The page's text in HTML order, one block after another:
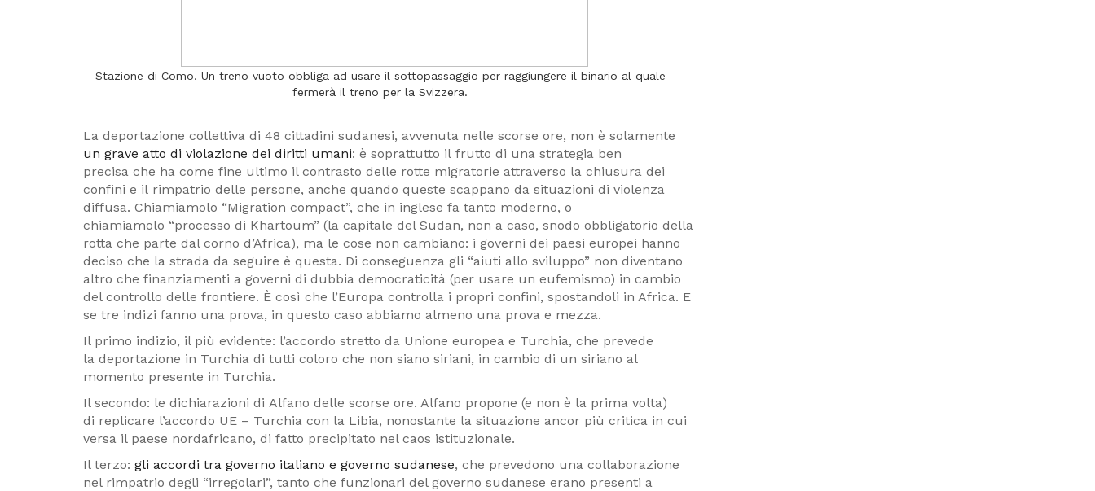
Stazione di Como. Un treno vuoto obbliga ad usare il sottopassaggio per raggiungere il binario al quale
fermerà il treno per la Svizzera.
La deportazione collettiva di 48 cittadini sudanesi, avvenuta nelle scorse ore, non è solamente
un grave atto di violazione dei diritti umani: è soprattutto il frutto di una strategia ben
precisa che ha come fine ultimo il contrasto delle rotte migratorie attraverso la chiusura dei
confini e il rimpatrio delle persone, anche quando queste scappano da situazioni di violenza
diffusa. Chiamiamolo “Migration compact”, che in inglese fa tanto moderno, o
chiamiamolo “processo di Khartoum” (la capitale del Sudan, non a caso, snodo obbligatorio della
rotta che parte dal corno d’Africa), ma le cose non cambiano: i governi dei paesi europei hanno
deciso che la strada da seguire è questa. Di conseguenza gli “aiuti allo sviluppo” non diventano
altro che finanziamenti a governi di dubbia democraticità (per usare un eufemismo) in cambio
del controllo delle frontiere. È così che l’Europa controlla i propri confini, spostandoli in Africa. E
se tre indizi fanno una prova, in questo caso abbiamo almeno una prova e mezza.
Il primo indizio, il più evidente: l’accordo stretto da Unione europea e Turchia, che prevede
la deportazione in Turchia di tutti coloro che non siano siriani, in cambio di un siriano al
momento presente in Turchia.
Il secondo: le dichiarazioni di Alfano delle scorse ore. Alfano propone (e non è la prima volta)
di replicare l’accordo UE – Turchia con la Libia, nonostante la situazione ancor più critica in cui
versa il paese nordafricano, di fatto precipitato nel caos istituzionale.
Il terzo: gli accordi tra governo italiano e governo sudanese, che prevedono una collaborazione
nel rimpatrio degli “irregolari”, tanto che funzionari del governo sudanese erano presenti a